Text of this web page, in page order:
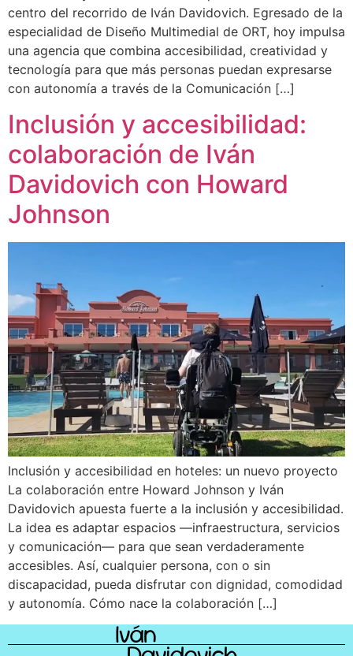
centro del recorrido de Iván Davidovich. Egresado de la
especialidad de Diseño Multimedial de ORT, hoy impulsa
una agencia que combina accesibilidad, creatividad y
tecnología para que más personas puedan expresarse
con autonomía a través de la Comunicación […]
Inclusión y accesibilidad:
colaboración de Iván
Davidovich con Howard
Johnson
Inclusión y accesibilidad en hoteles: un nuevo proyecto
La colaboración entre Howard Johnson y Iván
Davidovich apuesta fuerte a la inclusión y accesibilidad.
La idea es adaptar espacios —infraestructura, servicios
y comunicación— para que sean verdaderamente
accesibles. Así, cualquier persona, con o sin
discapacidad, pueda disfrutar con dignidad, comodidad
y autonomía. Cómo nace la colaboración […]